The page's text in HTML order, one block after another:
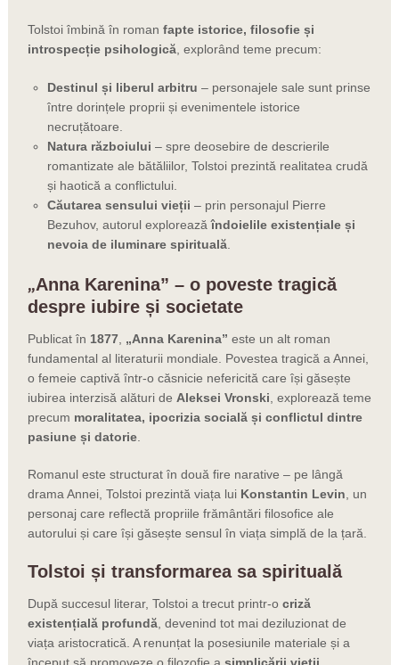
Tolstoi îmbină în roman fapte istorice, filosofie și
introspecție psihologică, explorând teme precum:
Destinul și liberul arbitru – personajele sale sunt prinse
între dorințele proprii și evenimentele istorice
necruțătoare.
Natura războiului – spre deosebire de descrierile
romantizate ale bătăliilor, Tolstoi prezintă realitatea crudă
și haotică a conflictului.
Căutarea sensului vieții – prin personajul Pierre
Bezuhov, autorul exploreazăîndoielile existențiale și
nevoia de iluminare spirituală.
„Anna Karenina” – o poveste tragică
despre iubire și societate
Publicat în 1877, „Anna Karenina” este un alt roman
fundamental al literaturii mondiale. Povestea tragică a Annei,
o femeie captivă într-o căsnicie nefericită care își găsește
iubirea interzisă alături de Aleksei Vronski , explorează teme
precum moralitatea, ipocrizia socială și conflictul dintre
pasiune și datorie.
Romanul este structurat în două fire narative – pe lângă
drama Annei, Tolstoi prezintă viața lui Konstantin Levin , un
personaj care reflectă propriile frământări filosofice ale
autorului și care își găsește sensul în viața simplă de la țară.
Tolstoi și transformarea sa spirituală
După succesul literar, Tolstoi a trecut printr-o criză
existențială profundă, devenind tot mai deziluzionat de
viața aristocratică. A renunțat la posesiunile materiale și a
început să promoveze o filozofie a simplicării vieții,